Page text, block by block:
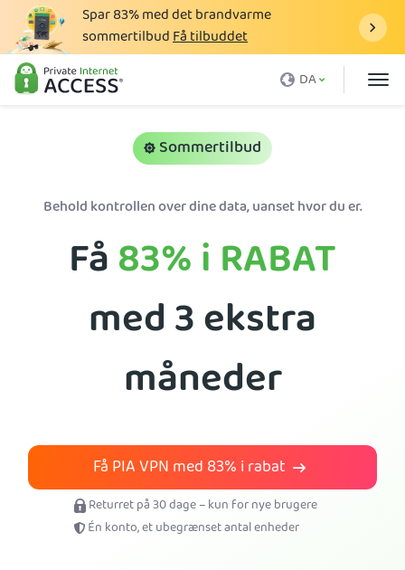
Spar83%med det brandvarme
sommertilbudFå tilbuddet
DA
Hvad er en VPN
Download en VPN
VPN-server
Få PIA VPN
Sommertilbud
Behold kontrollen over dine data, uanset hvor du er.
Få83%i RABAT
med 3 ekstra
måneder
Få PIA VPN med83%i rabat
Returret på 30 dage – kun for nye brugere
Én konto, et ubegrænset antal enheder